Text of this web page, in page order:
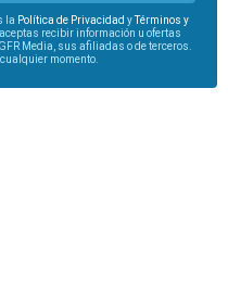
la Política de Privacidad yTérminos y
recibir información u ofertas
Media, sus afiliadas o de terceros.
momento.